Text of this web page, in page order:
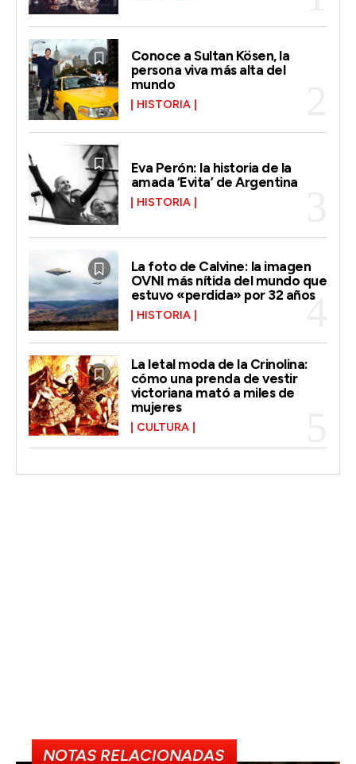
Conoce a Sultan Kösen, la
persona viva más alta del
mundo
HISTORIA
Eva Perón: la historia de la
amada ‘Evita’ de Argentina
HISTORIA
La foto de Calvine: la imagen
OVNI más nítida del mundo que
estuvo «perdida» por 32 años
HISTORIA
La letal moda de la Crinolina:
cómo una prenda de vestir
victoriana mató a miles de
mujeres
CULTURA
NOTAS RELACIONADAS